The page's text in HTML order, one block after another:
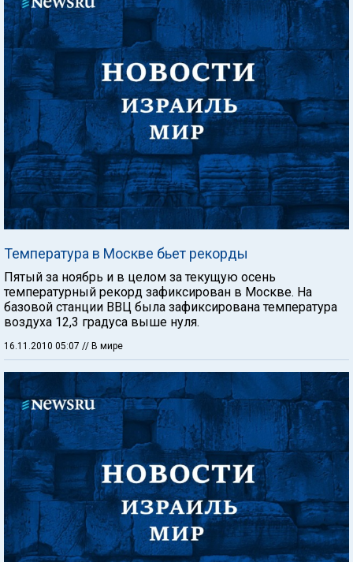
Температура в Москве бьет рекорды
Пятый за ноябрь и в целом за текущую осень
температурный рекорд зафиксирован в Москве. На
базовой станции ВВЦ была зафиксирована температура
воздуха 12,3 градуса выше нуля.
16.11.2010 05:07 // В мире